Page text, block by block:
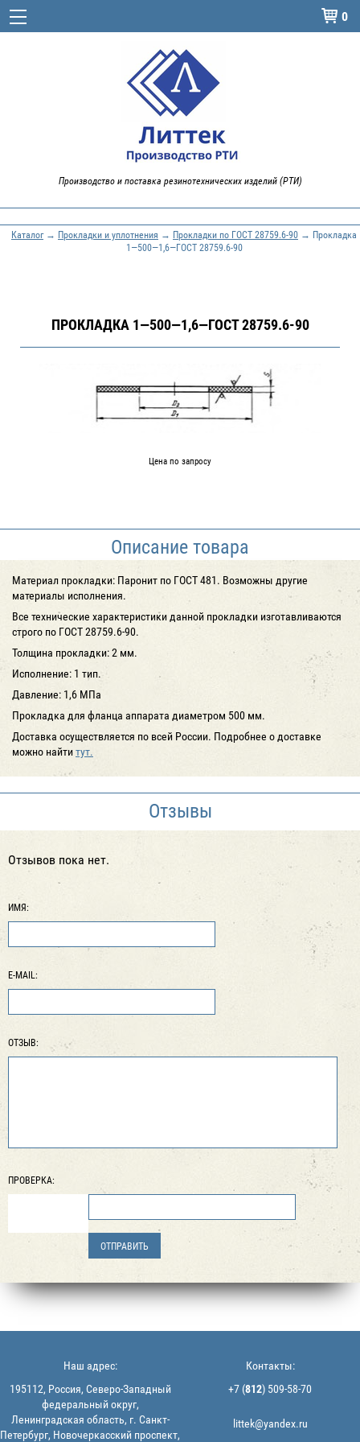
 0
Производство и поставка резинотехнических изделий (РТИ)
Каталог→ Прокладки и уплотнения → Прокладки по ГОСТ 28759.6-90 → Прокладка
1—500—1,6—ГОСТ 28759.6-90
ПРОКЛАДКА 1—500—1,6—ГОСТ 28759.6-90
Цена по запросу
Описание товара
Материал прокладки: Паронит по ГОСТ 481. Возможны другие
материалы исполнения.
Все технические характеристики данной прокладки изготавливаются
строго по ГОСТ 28759.6-90.
Толщина прокладки: 2 мм.
Исполнение: 1 тип.
Давление: 1,6 МПа
Прокладка для фланца аппарата диаметром 500 мм.
Доставка осуществляется по всей России. Подробнее о доставке
можно найтитут.
Отзывы
Отзывов пока нет.
ИМЯ:
E-MAIL:
ОТЗЫВ:
ПРОВЕРКА:
Наш адрес:
195112, Россия, Северо-Западный
федеральный округ,
Ленинградская область, г. Санкт-
Петербург, Новочеркасский проспект,
Контакты:
+7 (812) 509-58-70
littek@yandex.ru